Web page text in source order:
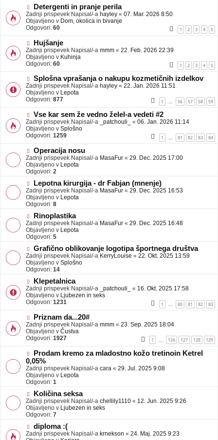
b
a
v
e
N
o
v
e
o
b
a
v
e
Detergenti in pranje perila
Zadnji prispevek Napisal/-a hayley « 07. Mar. 2026 8:50
Objavljeno v Dom, okolica in bivanje
Odgovori: 60 1 2 3 4 5
N
o
v
e
o
b
a
v
e
Hujšanje
Zadnji prispevek Napisal/-a mmm « 22. Feb. 2026 22:39
Objavljeno v Kuhinja
Odgovori: 60 1 2 3 4 5
N
o
v
e
b
a
v
e
Splošna vprašanja o nakupu kozmetičnih izdelkov
Zadnji prispevek Napisal/-a hayley « 22. Jan. 2026 11:51
Objavljeno v Lepota
Odgovori: 877 1 … 56 57 58 59
N
o
v
e
b
a
v
e
Vse kar sem že vedno želel-a vedeti #2
Zadnji prispevek Napisal/-a _patchouli_ « 06. Jan. 2026 11:14
Objavljeno v Splošno
Odgovori: 1259 1 81 82 83 84
N
o
v
e
o
j
a
v
e
Operacija nosu
Zadnji prispevek Napisal/-a MasaFur « 29. Dec. 2025 17:00
Objavljeno v Lepota
Odgovori: 2
N
o
v
e
o
j
a
v
e
Lepotna kirurgija - dr Fabjan (mnenje)
Zadnji prispevek Napisal/-a MasaFur « 29. Dec. 2025 16:53
Objavljeno v Lepota
Odgovori: 8
N
o
v
e
o
b
j
a
v
e
Rinoplastika
Zadnji prispevek Napisal/-a MasaFur « 29. Dec. 2025 16:48
Objavljeno v Lepota
Odgovori: 5
N
o
v
e
o
j
a
v
e
Grafično oblikovanje logotipa športnega društva
Zadnji prispevek Napisal/-a KerryLouise « 22. Okt. 2025 13:59
Objavljeno v Splošno
Odgovori: 14
N
o
v
e
b
a
v
e
Klepetalnica
Zadnji prispevek Napisal/-a _patchouli_ « 16. Okt. 2025 17:58
Objavljeno v Ljubezen in seks
Odgovori: 1231 1 80 81 82 83
N
o
v
e
o
b
j
a
v
e
Priznam da...20#
Zadnji prispevek Napisal/-a mmm « 23. Sep. 2025 18:04
Objavljeno v Čustva
Odgovori: 1927 1 126 127 128 129
N
o
v
e
o
b
a
v
e
Prodam kremo za mladostno kožo tretinoin Ketrel
0,05%
Zadnji prispevek Napisal/-a cara « 29. Jul. 2025 9:08
Objavljeno v Lepota
Odgovori: 1
N
o
v
e
o
b
j
Količina seksa
Zadnji prispevek Napisal/-a chellily1110 « 12. Jun. 2025 9:26
Objavljeno v Ljubezen in seks
Odgovori: 7
N
o
diploma :(
Zadnji prispevek Napisal/-a krnekson « 24. Maj. 2025 9:23